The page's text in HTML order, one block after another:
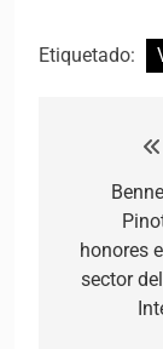
Etiquetado:
honores
sector